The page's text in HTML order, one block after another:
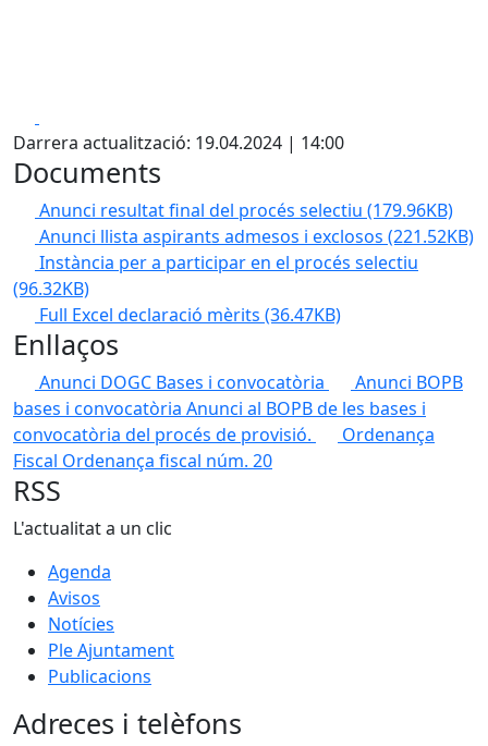
Darrera actualització: 19.04.2024 | 14:00
Documents
Anunci resultat final del procés selectiu (179.96KB)
Anunci llista aspirants admesos i exclosos (221.52KB)
Instància per a participar en el procés selectiu
(96.32KB)
Full Excel declaració mèrits (36.47KB)
Enllaços
Anunci DOGC Bases i convocatòria
Anunci BOPB
bases i convocatòria Anunci al BOPB de les bases i
convocatòria del procés de provisió.
Ordenança
Fiscal Ordenança fiscal núm. 20
RSS
L'actualitat a un clic
Agenda
Avisos
Notícies
Ple Ajuntament
Publicacions
Adreces i telèfons